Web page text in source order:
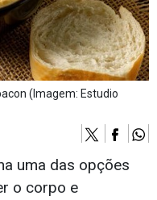
(Imagem: Estudio
uma das opções
o corpo e